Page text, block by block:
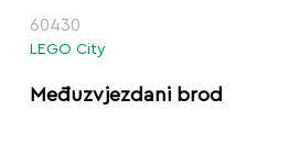
60430
LEGO City
Međuzvjezdani brod